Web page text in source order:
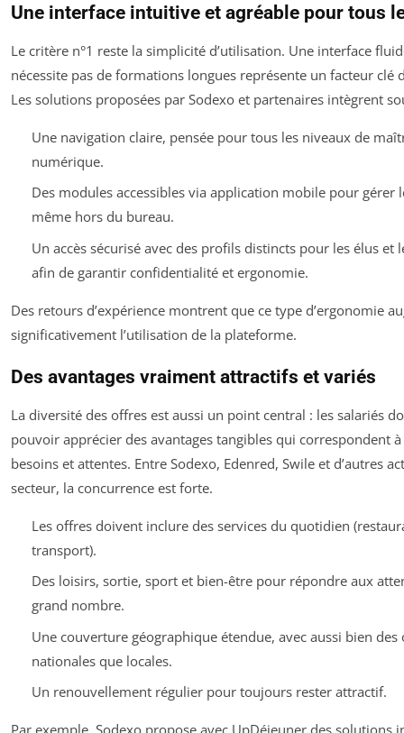
Une interface intuitive et agréable pour tous
Le critère n°1 reste la simplicité d’utilisation. Une interface
nécessite pas de formations longues représente un facteur clé
Les solutions proposées par Sodexo et partenaires intègrent
Une navigation claire, pensée pour tous les niveaux de
numérique.
Des modules accessibles via application mobile pour gérer
même hors du bureau.
Un accès sécurisé avec des profils distincts pour les élus et
afin de garantir confidentialité et ergonomie.
Des retours d’expérience montrent que ce type d’ergonomie
significativement l’utilisation de la plateforme.
Des avantages vraiment attractifs et variés
La diversité des offres est aussi un point central : les salariés
pouvoir apprécier des avantages tangibles qui correspondent
besoins et attentes. Entre Sodexo, Edenred, Swile et d’autres
secteur, la concurrence est forte.
Les offres doivent inclure des services du quotidien
transport).
Des loisirs, sortie, sport et bien-être pour répondre aux
grand nombre.
Une couverture géographique étendue, avec aussi bien des
nationales que locales.
Un renouvellement régulier pour toujours rester attractif.